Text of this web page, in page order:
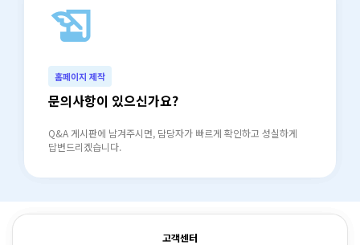
history_edu
홈페이지 제작
문의사항이 있으신가요?
Q&A 게시판에 남겨주시면, 담당자가 빠르게 확인하고 성실하게
답변드리겠습니다.
고객센터